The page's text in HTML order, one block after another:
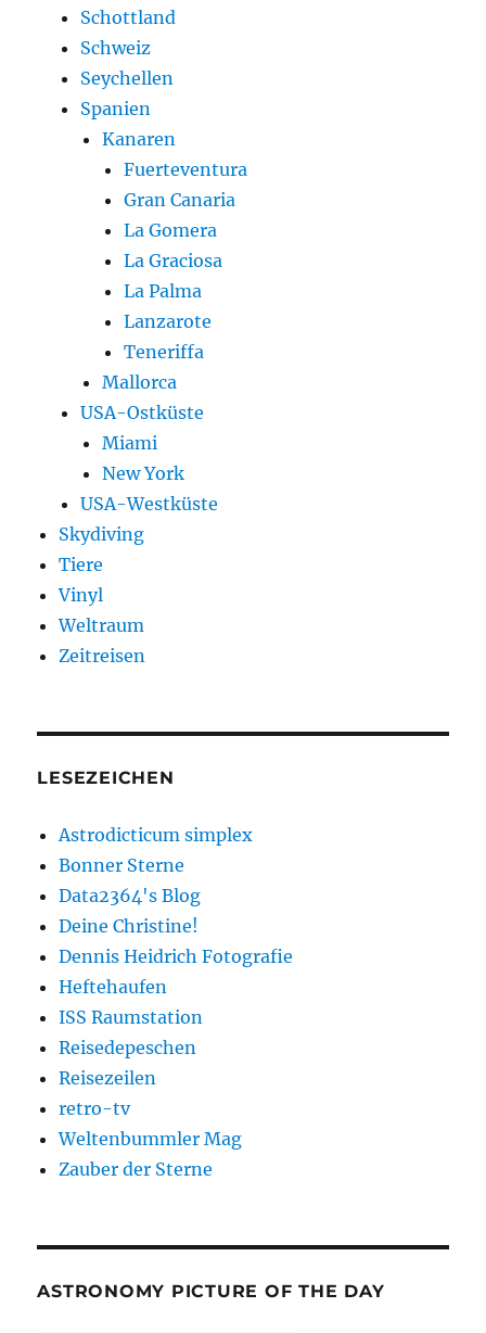
Schottland
Schweiz
Seychellen
Spanien
Kanaren
Fuerteventura
Gran Canaria
La Gomera
La Graciosa
La Palma
Lanzarote
Teneriffa
Mallorca
USA-Ostküste
Miami
New York
USA-Westküste
Skydiving
Tiere
Vinyl
Weltraum
Zeitreisen
LESEZEICHEN
Astrodicticum simplex
Bonner Sterne
Data2364's Blog
Deine Christine!
Dennis Heidrich Fotografie
Heftehaufen
ISS Raumstation
Reisedepeschen
Reisezeilen
retro-tv
Weltenbummler Mag
Zauber der Sterne
ASTRONOMY PICTURE OF THE DAY